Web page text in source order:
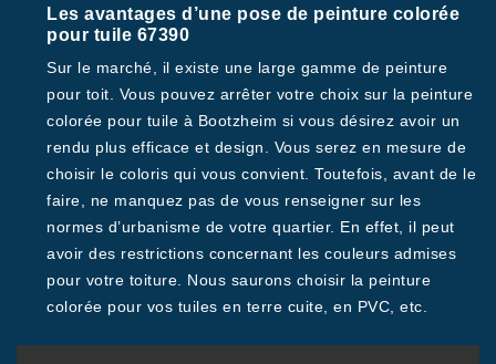
Les avantages d’une pose de peinture colorée
pour tuile 67390
Sur le marché, il existe une large gamme de peinture
pour toit. Vous pouvez arrêter votre choix sur la peinture
colorée pour tuile à Bootzheim si vous désirez avoir un
rendu plus efficace et design. Vous serez en mesure de
choisir le coloris qui vous convient. Toutefois, avant de le
faire, ne manquez pas de vous renseigner sur les
normes d’urbanisme de votre quartier. En effet, il peut
avoir des restrictions concernant les couleurs admises
pour votre toiture. Nous saurons choisir la peinture
colorée pour vos tuiles en terre cuite, en PVC, etc.